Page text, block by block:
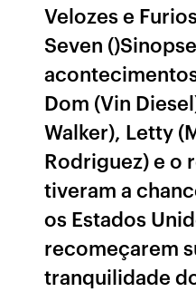
Velozes e
Seven
Dom (Vin
Walker), Letty
Rodriguez) e o
tiveram a
os Estados
recomeçarem
tranquilidade